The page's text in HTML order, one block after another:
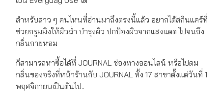
สำหรับสาว ๆ คนไหนที่อ่านมาถึงตรงนี้แล้ว อยากได้สกินแคร์ที่
ช่วยกรูมมิงให้ผิวฉ่ำ บำรุงผิว ปกป้องผิวจากแสงแดด ไปจนถึง
กลิ่นกายหอม
ก็สามารถหาซื้อได้ที่ JOURNAL ช่องทางออนไลน์ หรือไปดม
กลิ่นของจริงที่หน้าร้านกับ JOURNAL ทั้ง 17 สาขาตั้งแต่วันที่ 1
พฤศจิกายนเป็นต้นไป..